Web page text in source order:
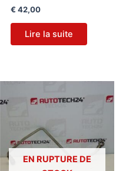
€ 42,00
Lire la suite
EN RUPTURE DE